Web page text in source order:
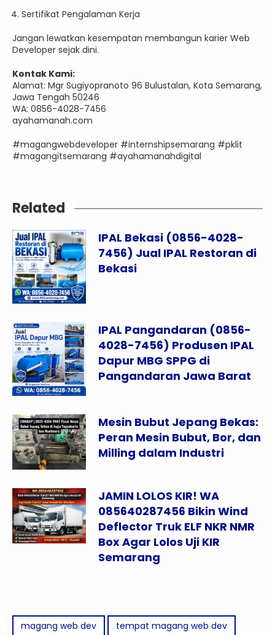
Sertifikat Pengalaman Kerja
Jangan lewatkan kesempatan membangun karier Web
Developer sejak dini.
Kontak Kami:
Alamat: Mgr Sugiyopranoto 96 Bulustalan, Kota Semarang,
Jawa Tengah 50246
WA: 0856-4028-7456
ayahamanah.com
#magangwebdeveloper #internshipsemarang #pklit
#magangitsemarang #ayahamanahdigital
Related
IPAL Bekasi (0856-4028-
7456) Jual IPAL Restoran di
Bekasi
IPAL Pangandaran (0856-
4028-7456) Produsen IPAL
Dapur MBG SPPG di
Pangandaran Jawa Barat
Mesin Bubut Jepang Bekas:
Peran Mesin Bubut, Bor, dan
Milling dalam Industri
JAMIN LOLOS KIR! WA
085640287456 Bikin Wind
Deflector Truk ELF NKR NMR
Box Agar Lolos Uji KIR
Semarang
magang web dev tempat magang web dev